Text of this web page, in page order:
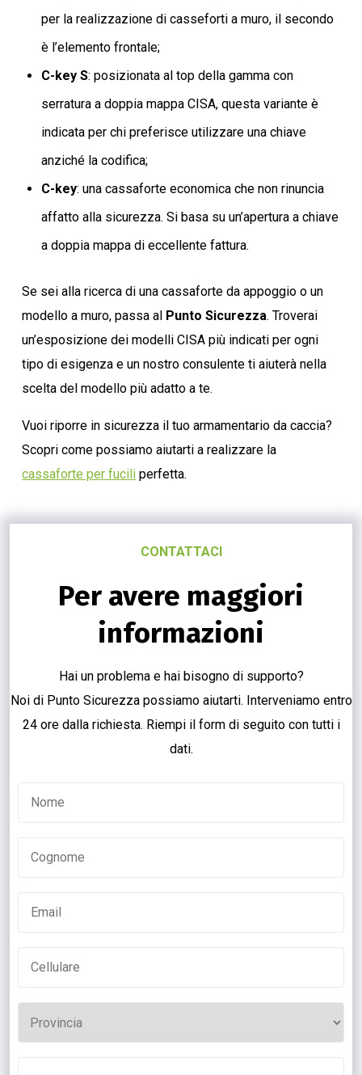
per la realizzazione di casseforti a muro, il secondo
è l’elemento frontale;
C-key S: posizionata al top della gamma con
serratura a doppia mappa CISA, questa variante è
indicata per chi preferisce utilizzare una chiave
anziché la codifica;
C-key: una cassaforte economica che non rinuncia
affatto alla sicurezza. Si basa su un’apertura a chiave
a doppia mappa di eccellente fattura.
Se sei alla ricerca di una cassaforte da appoggio o un
modello a muro, passa al Punto Sicurezza. Troverai
un’esposizione dei modelli CISA più indicati per ogni
tipo di esigenza e un nostro consulente ti aiuterà nella
scelta del modello più adatto a te.
Vuoi riporre in sicurezza il tuo armamentario da caccia?
Scopri come possiamo aiutarti a realizzare la
cassaforte per fucili perfetta.
CONTATTACI
Per avere maggiori
informazioni
Hai un problema e hai bisogno di supporto?
Noi di Punto Sicurezza possiamo aiutarti. Interveniamo entro
24 ore dalla richiesta. Riempi il form di seguito con tutti i
dati.